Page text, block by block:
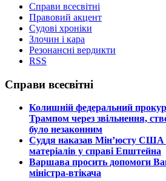
Справи всесвітні
Правовий акцент
Судові хроніки
Злочин і кара
Резонансні вердикти
RSS
Справи всесвітні
​Колишній федеральний
Трампом через звільнення,
було незаконним
​Суддя наказав Мін’юсту США
матеріалів у справі Епштейна
​Варшава просить допомоги
міністра-втікача